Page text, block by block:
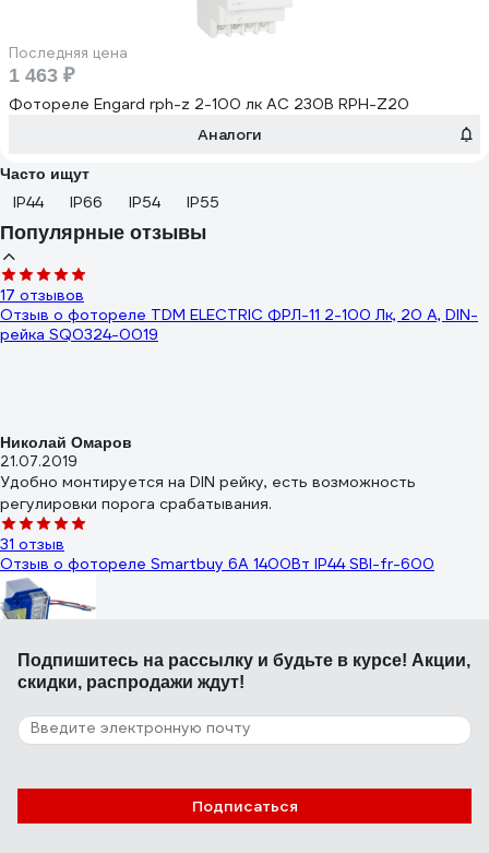
Последняя цена
1 463 ₽
Фотореле Engard rph-z 2-100 лк AC 230В RPH-Z20
Аналоги
Часто ищут
IP44 IP66 IP54 IP55
Популярные отзывы
17 отзывов
Отзыв о фотореле TDM ELECTRIC ФРЛ-11 2-100 Лк, 20 А, DIN-
рейка SQ0324-0019
Николай Омаров
21.07.2019
Удобно монтируется на DIN рейку, есть возможность
регулировки порога срабатывания.
31 отзыв
Отзыв о фотореле Smartbuy 6А 1400Вт IP44 SBl-fr-600
Павел
06.06.2020
SQ0324-0002
Подпишитесь на рассылку и будьте в курсе! Акции,
скидки, распродажи ждут!
Подписаться